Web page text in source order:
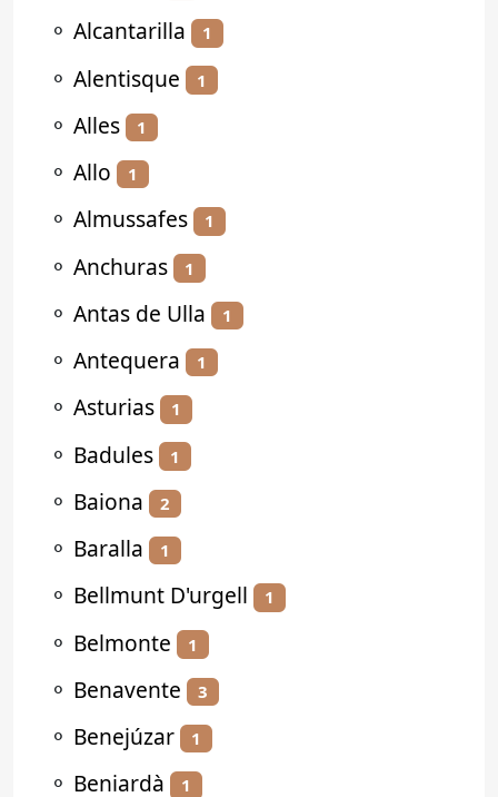
⚬ Alcantarilla 1
⚬ Alentisque 1
⚬ Alles 1
⚬ Allo 1
⚬ Almussafes 1
⚬ Anchuras 1
⚬ Antas de Ulla 1
⚬ Antequera 1
⚬ Asturias 1
⚬ Badules 1
⚬ Baiona 2
⚬ Baralla 1
⚬ Bellmunt D'urgell 1
⚬ Belmonte 1
⚬ Benavente 3
⚬ Benejúzar 1
⚬ Beniardà 1